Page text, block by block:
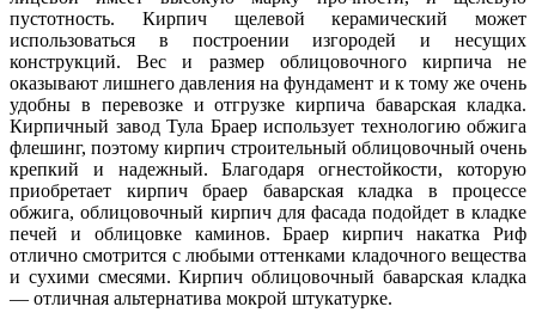
пустотность. Кирпич щелевой керамический может
использоваться в построении изгородей и несущих
конструкций. Вес и размер облицовочного кирпича не
оказывают лишнего давления на фундамент и к тому же очень
удобны в перевозке и отгрузке кирпича баварская кладка.
Кирпичный завод Тула Браер использует технологию обжига
флешинг, поэтому кирпич строительный облицовочный очень
крепкий и надежный. Благодаря огнестойкости, которую
приобретает кирпич браер баварская кладка в процессе
обжига, облицовочный кирпич для фасада подойдет в кладке
печей и облицовке каминов. Браер кирпич накатка Риф
отлично смотрится с любыми оттенками кладочного вещества
и сухими смесями. Кирпич облицовочный баварская кладка
— отличная альтернатива мокрой штукатурке.